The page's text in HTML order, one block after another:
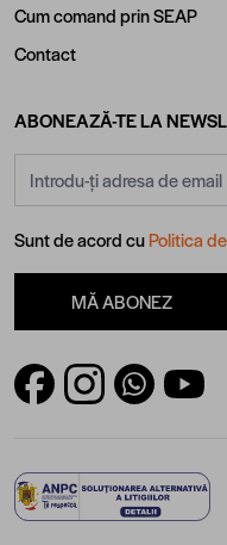
Cum comand prin SEAP
Contact
ABONEAZĂ-TE LA
Sunt de acord cuPolitica
MĂ ABONEZ